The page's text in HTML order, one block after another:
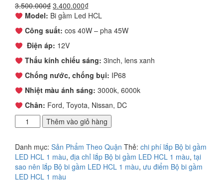
3.500.000₫ Giá
gốc
là:
3.500.000₫.
3.400.000₫Giá
hiện
là:
Model: Bi gầm Led HCL
Công suất: cos 40W – pha 45W
Điện áp: 12V
Thấu kính chiếu sáng: 3inch, lens xanh
Chống nước, chống bụi: IP68
Nhiệt màu ánh sáng: 3000k, 6000k
Chân: Ford, Toyota, Nissan, DC
chỉ
đặt
Bộ
bi
gầm
Thêm vào giỏ hàng
Danh mục: Sản Phẩm Theo Quận Thẻ: chi phí lắp Bộ bi gầm
LED HCL 1 màu, địa chỉ lắp Bộ bi gầm LED HCL 1 màu, tại
sao nên lắp Bộ bi gầm LED HCL 1 màu, ưu điểm Bộ bi gầm
LED HCL 1 màu